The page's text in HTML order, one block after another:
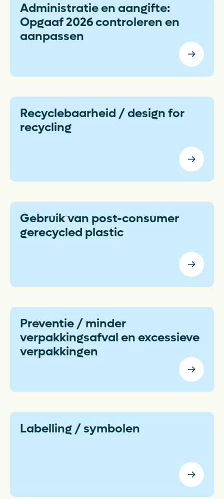
Administratie en aangifte:
Opgaaf 2026 controleren en
aanpassen
Recyclebaarheid / design for
recycling
Gebruik van post-consumer
gerecycled plastic
Preventie / minder
verpakkingsafval en excessieve
verpakkingen
Labelling / symbolen